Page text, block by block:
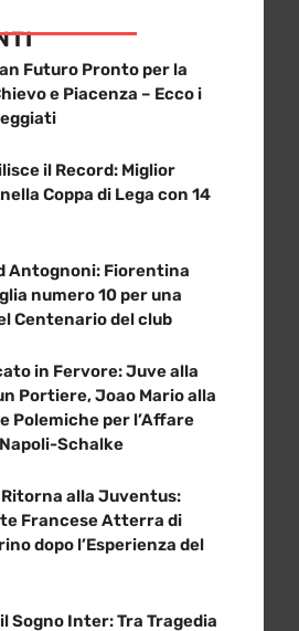
Futuro Pronto per la
e Piacenza – Ecco i
il Record: Miglior
Coppa di Lega con 14
Antognoni: Fiorentina
numero 10 per una
Centenario del club
in Fervore: Juve alla
Portiere, Joao Mario alla
Polemiche per l’Affare
Schalke
Ritorna alla Juventus:
Francese Atterra di
dopo l’Esperienza del
Sogno Inter: Tra Tragedia